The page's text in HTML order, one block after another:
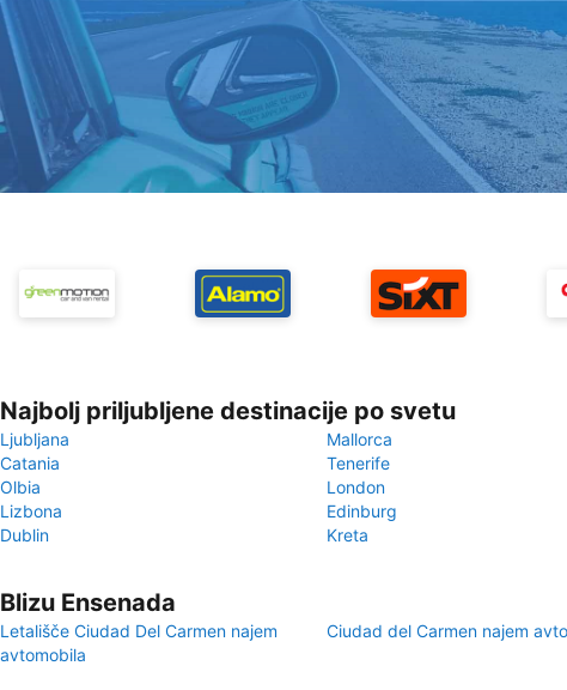
Najbolj priljubljene destinacije po svetu
Ljubljana
Mallorca
Catania
Tenerife
Olbia
London
Lizbona
Edinburg
Dublin
Kreta
Blizu Ensenada
Letališče Ciudad Del Carmen najem
avtomobila
Ciudad del Carmen najem